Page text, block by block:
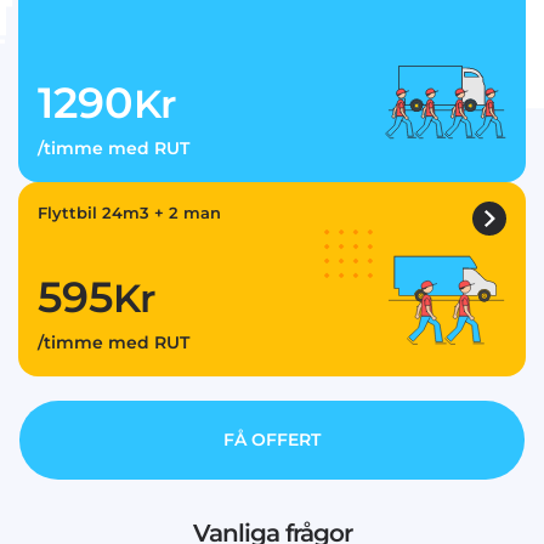
1290Kr
/timme med RUT
Flyttbil 24m3 + 2 man
595Kr
/timme med RUT
FÅ OFFERT
Vanliga frågor